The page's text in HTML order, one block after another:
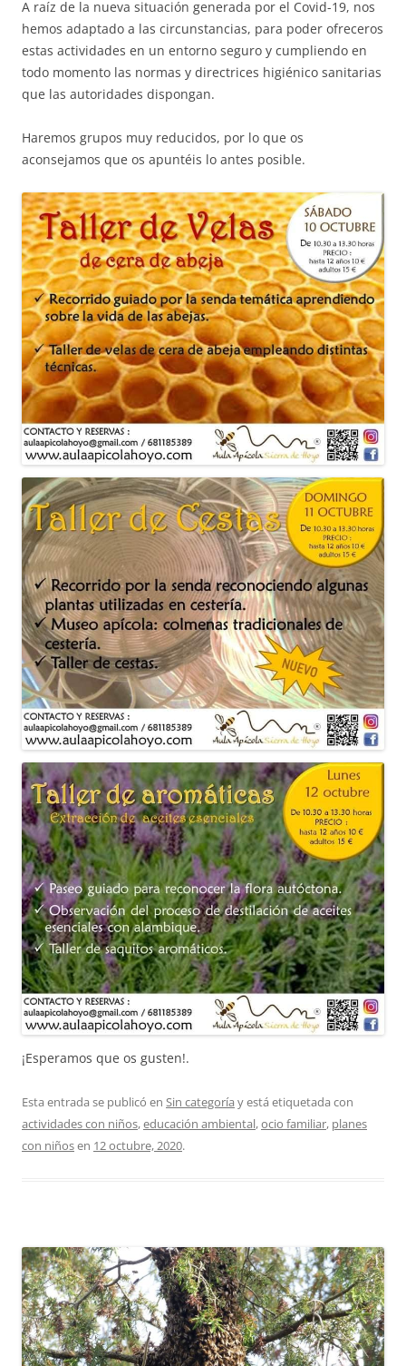
A raíz de la nueva situación generada por el Covid-19, nos
hemos adaptado a las circunstancias, para poder ofreceros
estas actividades en un entorno seguro y cumpliendo en
todo momento las normas y directrices higiénico sanitarias
que las autoridades dispongan.
Haremos grupos muy reducidos, por lo que os
aconsejamos que os apuntéis lo antes posible.
¡Esperamos que os gusten!.
Esta entrada se publicó en Sin categoría y está etiquetada con
actividades con niños,educación ambiental,ocio familiar, planes
con niñosen 12 octubre, 2020.